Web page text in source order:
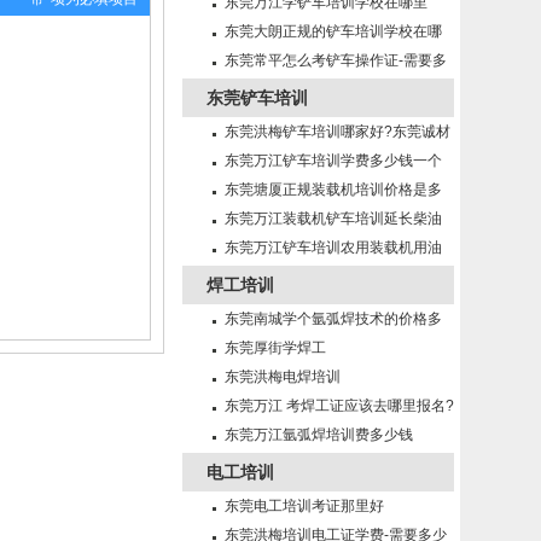
东莞大朗正规的铲车培训学校在哪
里?
东莞常平怎么考铲车操作证-需要多
少钱?
东莞铲车培训
东莞洪梅铲车培训哪家好?东莞诚材
培训学校！
东莞万江铲车培训学费多少钱一个
月？
东莞塘厦正规装载机培训价格是多
少钱一个月？
东莞万江装载机铲车培训延长柴油
机机油使用期的方法有那些？
东莞万江铲车培训农用装载机用油
及润滑注意事项
焊工培训
东莞南城学个氩弧焊技术的价格多
少？
东莞厚街学焊工
东莞洪梅电焊培训
东莞万江 考焊工证应该去哪里报名?
东莞万江氩弧焊培训费多少钱
电工培训
东莞电工培训考证那里好
东莞洪梅培训电工证学费-需要多少